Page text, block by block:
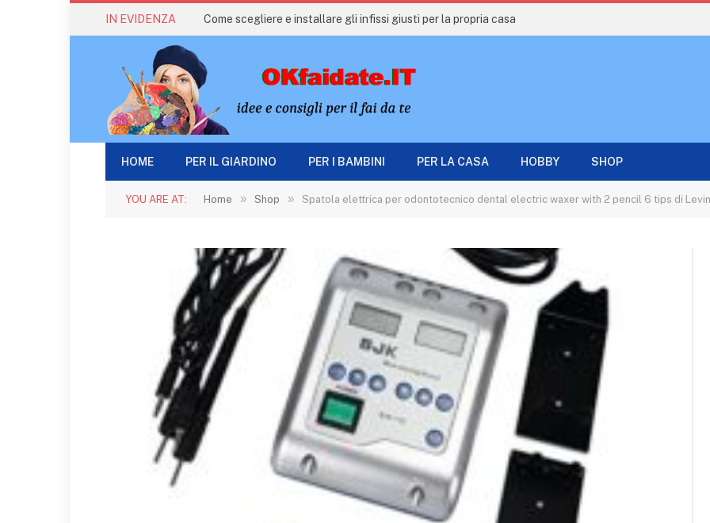
IN EVIDENZA Come scegliere e installare gli infissi giusti per la propria casa
HOME PER IL GIARDINO PER I BAMBINI PER LA CASA HOBBY SHOP
YOU ARE AT: Home » Shop » Spatola elettrica per odontotecnico dental electric waxer with 2 pencil 6 tips di